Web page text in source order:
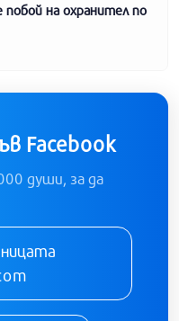
побой на охранител по
Facebook
души, за да